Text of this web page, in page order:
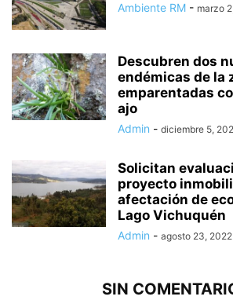
Ambiente RM - marzo
Descubren dos
endémicas de la
emparentadas
ajo
Admin - diciembre 5,
Solicitan
proyecto
afectación de
Lago Vichuquén
Admin - agosto 23, 2022
SIN